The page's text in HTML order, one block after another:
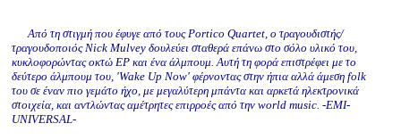
Από τη στιγμή που έφυγε από τους Portico Quartet, ο τραγουδιστής/
τραγουδοποιός Nick Mulvey δουλεύει σταθερά επάνω στο σόλο υλικό του,
κυκλοφορώντας οκτώ EP και ένα άλμπουμ. Αυτή τη φορά επιστρέφει με το
δεύτερο άλμπουμ του, 'Wake Up Now' φέρνοντας στην ήπια αλλά άμεση folk
του σε έναν πιο γεμάτο ήχο, με μεγαλύτερη μπάντα και αρκετά ηλεκτρονικά
στοιχεία, και αντλώντας αμέτρητες επιρροές από την world music. -EMI-
UNIVERSAL-